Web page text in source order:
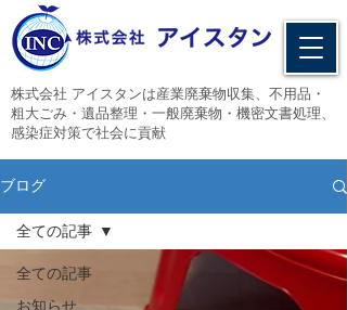
​株式会社 アイスタンは産業廃棄物収集、不用品・
粗大ごみ・遺品整理・一般廃棄物・機密文書処理、
感染症対策で社会に貢献
ブログ
全ての記事
お知らせ
全ての記事